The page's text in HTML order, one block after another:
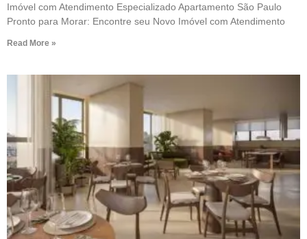
Imóvel com Atendimento Especializado Apartamento São Paulo
Pronto para Morar: Encontre seu Novo Imóvel com Atendimento
Read More »